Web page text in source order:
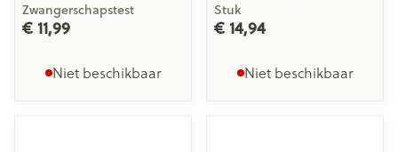
Zwangerschapstest
€ 11,99
Niet beschikbaar
Stuk
€ 14,94
Niet beschikbaar